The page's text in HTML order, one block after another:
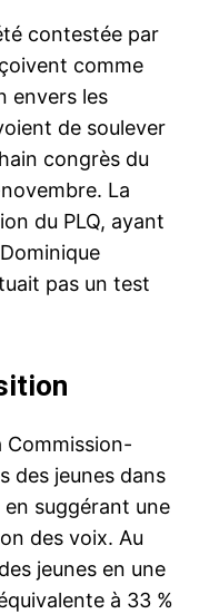
contestée par
comme
envers les
de soulever
congrès du
La
du PLQ, ayant
pas un test
Commission-
des jeunes dans
suggérant une
des voix. Au
jeunes en une
à 33 %